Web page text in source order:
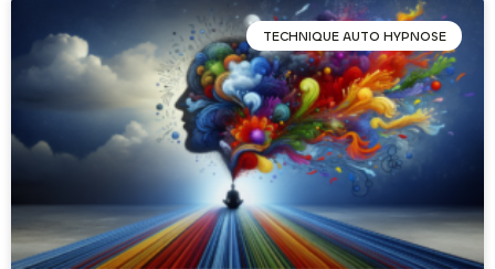
TECHNIQUE AUTO HYPNOSE